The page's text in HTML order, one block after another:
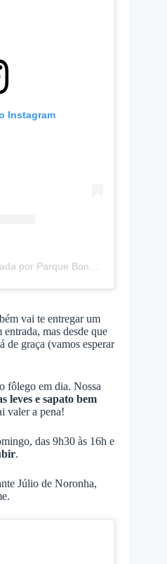
Instagram
vai te entregar um
mas desde que
de graça (vamos esperar
fôlego em dia. Nossa
leves e sapato bem
valer a pena!
das 9h30 às 16h e
.
Júlio de Noronha,